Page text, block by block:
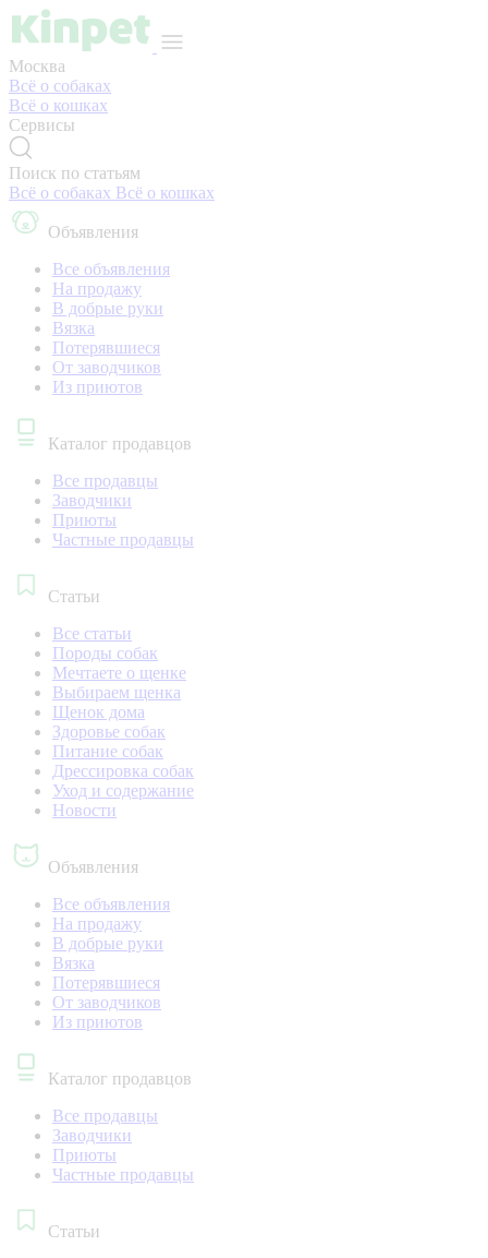
Москва
Всё о собаках
Всё о кошках
Сервисы
Поиск по статьям
Всё о собаках Всё о кошках
Объявления
Все объявления
На продажу
В добрые руки
Вязка
Потерявшиеся
От заводчиков
Из приютов
Каталог продавцов
Все продавцы
Заводчики
Приюты
Частные продавцы
Статьи
Все статьи
Породы собак
Мечтаете о щенке
Выбираем щенка
Щенок дома
Здоровье собак
Питание собак
Дрессировка собак
Уход и содержание
Новости
Объявления
Все объявления
На продажу
В добрые руки
Вязка
Потерявшиеся
От заводчиков
Из приютов
Каталог продавцов
Все продавцы
Заводчики
Приюты
Частные продавцы
Статьи